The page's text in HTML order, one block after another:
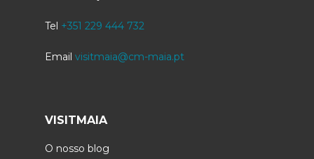
Tel +351 229 444 732
Email visitmaia@cm-maia.pt
VISITMAIA
O nosso blog